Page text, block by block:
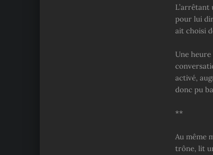
L’arrêtant
pour lui
ait choisi
Une
activé,
donc pu
**
Au même
trône, lit